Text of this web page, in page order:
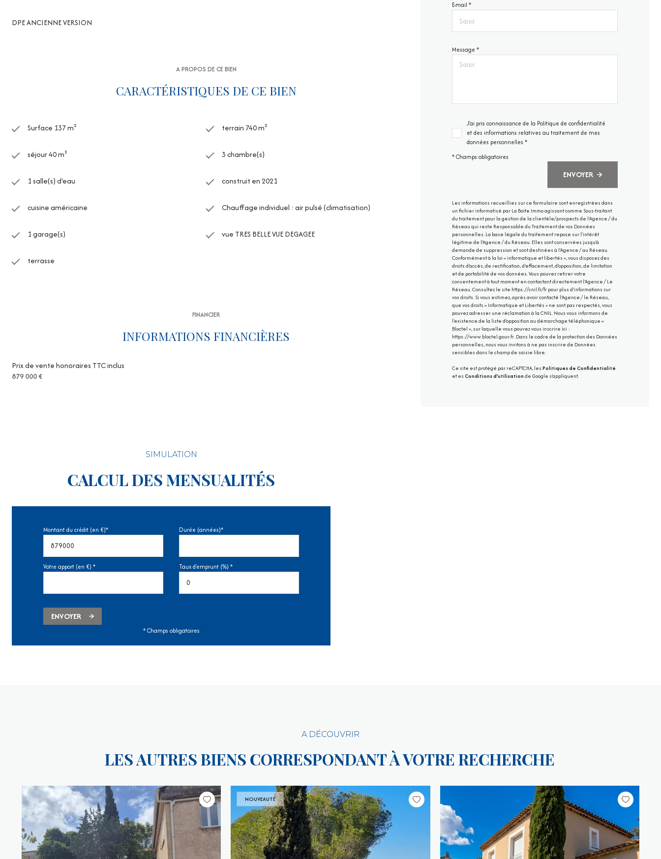
DPE ANCIENNE VERSION
A PROPOS DE CE BIEN
CARACTÉRISTIQUES DE CE BIEN
Surface 137 m² terrain 740 m²
séjour 40 m² 3 chambre(s)
1 salle(s) d'eau construit en 2021
cuisine américaine Chauffage individuel : air pulsé (climatisation)
1 garage(s) vue TRES BELLE VUE DEGAGEE
terrasse
FINANCIER
INFORMATIONS FINANCIÈRES
Prix de vente honoraires TTC inclus
879 000 €
E-mail *
Message *
J'ai pris connaissance de la Politique de confidentialité
et des informations relatives au traitement de mes
données personnelles *
* Champs obligatoires
ENVOYER
Les informations recueillies sur ce formulaire sont enregistrées dans
un fichier informatisé par La Boite Immo agissant comme Sous-traitant
du traitement pour la gestion de la clientèle/prospects de l'Agence / du
Réseau qui reste Responsable du Traitement de vos Données
personnelles. La base légale du traitement repose sur l'intérêt
légitime de l'Agence / du Réseau. Elles sont conservées jusqu'à
demande de suppression et sont destinées à l'Agence / au Réseau.
Conformément à la loi « informatique et libertés », vous disposez des
droits d’accès, de rectification, d’effacement, d’opposition, de limitation
et de portabilité de vos données. Vous pouvez retirer votre
consentement à tout moment en contactant directement l’Agence / Le
Réseau. Consultez le site https://cnil.fr/frpour plus d’informations sur
vos droits. Si vous estimez, après avoir contacté l'Agence / le Réseau,
que vos droits « Informatique et Libertés » ne sont pas respectés, vous
pouvez adresser une réclamation à la CNIL. Nous vous informons de
l’existence de la liste d'opposition au démarchage téléphonique «
Bloctel », sur laquelle vous pouvez vous inscrire ici :
https://www.bloctel.gouv.fr. Dans le cadre de la protection des Données
personnelles, nous vous invitons à ne pas inscrire de Données
sensibles dans le champ de saisie libre.
Ce site est protégé par reCAPTCHA, les Politiques de Confidentialité
et es Conditions d'utilisation de Google s'appliquent.
SIMULATION
CALCUL DES MENSUALITÉS
Montant du crédit (en €)* Durée (années)*
Votre apport (en €) * Taux d'emprunt (%) *
ENVOYER
* Champs obligatoires
A DÉCOUVRIR
LES AUTRES BIENS CORRESPONDANT À VOTRE RECHERCHE
NOUVEAUTÉ